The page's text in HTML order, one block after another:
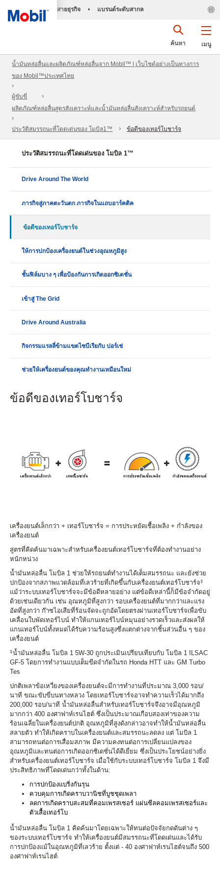
สายธุรกิจ • แบรนด์ระดับสากล
เมนู
ค้นหา
น้ำมันหล่อลื่นและผลิตภัณฑ์หล่อลื่นจาก Mobil™ | เว็บไซต์อย่างเป็นทางการ
ของ Mobil™ประเทศไทย
ผู้ขับขี่
ผลิตภัณฑ์หล่อลื่นสูตรสังเคราะห์และน้ำมันหล่อลื่นสังเคราะห์สำหรับรถยนต์
ประวัติสมรรถนะที่โดดเด่นของ โมบิล1™ ข้อดีของเทอร์โบชาร์จ
ประวัติสมรรถนะที่โดดเด่นของ โมบิล 1™
Drive Around The World
ภารกิจสู่ภาคตะวันตก ภารกิจในแถบอาร์คติค
ข้อดีของเทอร์โบชาร์จ
ให้การปกป้องเครื่องยนต์ในช่วงอุณหภูมิสูง
ชั้นฟิล์มบาง ๆ เพื่อป้องกันการเกิดออกซิเดชั่น
เข้าสู่ The Grid
Drive Around Australia
กิจกรรมแรลลี่ข้ามแขตไซบีเรียกับ ปอร์เช่
ช่วยให้เครื่องยนต์ของคุณทำงานเหมือนใหม่
ข้อดีของเทอร์โบชาร์จ
เครื่องยนต์เล็กกว่า + เทอร์โบชาร์จ = การประหยัดเชื้อเพลิง + กำลังของ
เครื่องยนต์
สูตรที่คิดค้นมาเฉพาะสำหรับเครื่องยนต์เทอร์โบชาร์จที่ต้องทำงานอย่าง
หนักหน่วง
น้ำมันหล่อลื่น โมบิล 1 ช่วยให้รถยนต์ทำงานได้เต็มสมรรถนะ และยังช่วย
ปกป้องจากสภาพแวดล้อมที่เลวร้ายที่เกิดขึ้นกับเครื่องยนต์เทอร์โบชาร์จ‡
แม้ว่าระบบเทอร์โบชาร์จจะมีข้อดีหลายอย่าง แต่ข้อดีเหล่านี้ก็มีข้อจำกัดอยู่
ด้วยเช่นเดียวกัน เช่น อุณหภูมิที่สูงกว่า รอบเครื่องยนต์ที่มากกว่าและแรง
อัดที่สูงกว่า ก๊าซไอเสียที่ร้อนจัดจะถูกอัดโดยตรงผ่านเทอร์โบชาร์จเพื่อขับ
เคลื่อนใบพัดเทอร์ไบน์ ทำให้แกนเทอร์ไบน์หมุนอย่างรวดเร็วและส่งผลให้
แกนเทอร์โบน์ทั้งหมดได้รับความร้อนสูงซึ่งแตกต่างจากชิ้นส่วนอื่น ๆ ของ
เครื่องยนต์
‡น้ำมันหล่อลื่น โมบิล 1 5W-30 ถูกประเมินเปรียบเทียบกับ โมบิล 1 ILSAC
GF-5 โดยการทำงานแบบเต็มขีดจำกัดในรถ Honda HTT และ GM Turbo
Tes
ปกติเพลาข้อเหวี่ยงของเครื่องยนต์จะมีการทำงานที่ประมาณ 3,000 รอบ/
นาที ขณะขับขี่บนทางหลวง โดยเทอร์โบชาร์จอาจทำความเร็วได้มากถึง
200,000 รอบ/นาที น้ำมันหล่อลื่นสำหรับเทอร์โบชาร์จจึงอาจมีอุณหภูมิ
มากกว่า 400 องศาฟาห์เรนไฮต์ ซึ่งเป็นประมาณเกือบสองเท่าของความ
ร้อนเฉลี่ยในเครื่องยนต์ปกติ อุณหภูมิที่สูงดังกล่าวอาจทำให้น้ำมันหล่อลื่น
สลายตัว ทำให้เกิดคราบในเครื่องยนต์และสมรรถนะลดลง แต่ โมบิล 1
สามารถทนต่อการเสื่อมสภาพ มีความคงทนต่อการเปลี่ยนแปลงของ
อุณหภูมิและทนต่อการเกิดออกซิเดชั่นได้ดีเยี่ยม ซึ่งเป็นประโยชน์อย่างยิ่ง
สำหรับเครื่องยนต์เทอร์โบชาร์จ เมื่อใช้กับระบบเทอร์โบชาร์จ โมบิล 1 จึงมี
ประสิทธิภาพที่โดดเด่นกว่าทั้งในด้าน:
การปกป้องแบริ่งกันรุน
ควบคุมการเกิดคราบวานิชที่บูชชุดเพลา
ลดการเกิดคราบสะสมที่คอมเพรสเซอร์ แผ่นซีลคอมเพรสเซอร์และ
ตัวเสื้อเทอร์โบ
น้ำมันหล่อลื่น โมบิล 1 คิดค้นมาโดยเฉพาะให้ทนต่อปัจจัยกดดันต่าง ๆ
ของระบบเทอร์โบชาร์จ ทำให้เครื่องยนต์มีสมรรถนะที่โดดเด่นและได้รับ
การปกป้องแม้ในอุณหภูมิที่เลวร้าย ตั้งแต่ - 40 องศาฟาห์เรนไฮต์จนถึง 500
องศาฟาห์เรนไฮต์